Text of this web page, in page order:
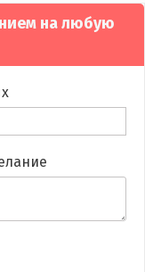
на любую